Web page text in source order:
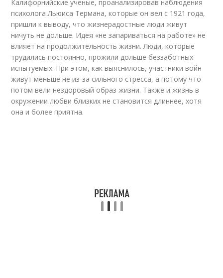
Калифорнийские ученые, проанализировав наблюдения
психолога Льюиса Термана, которые он вел с 1921 года,
пришли к выводу, что жизнерадостные люди живут
ничуть не дольше. Идея «не запариваться на работе» не
влияет на продолжительность жизни. Люди, которые
трудились постоянно, прожили дольше беззаботных
испытуемых. При этом, как выяснилось, участники войн
живут меньше не из-за сильного стресса, а потому что
потом вели нездоровый образ жизни. Также и жизнь в
окружении любви близких не становится длиннее, хотя
она и более приятна.